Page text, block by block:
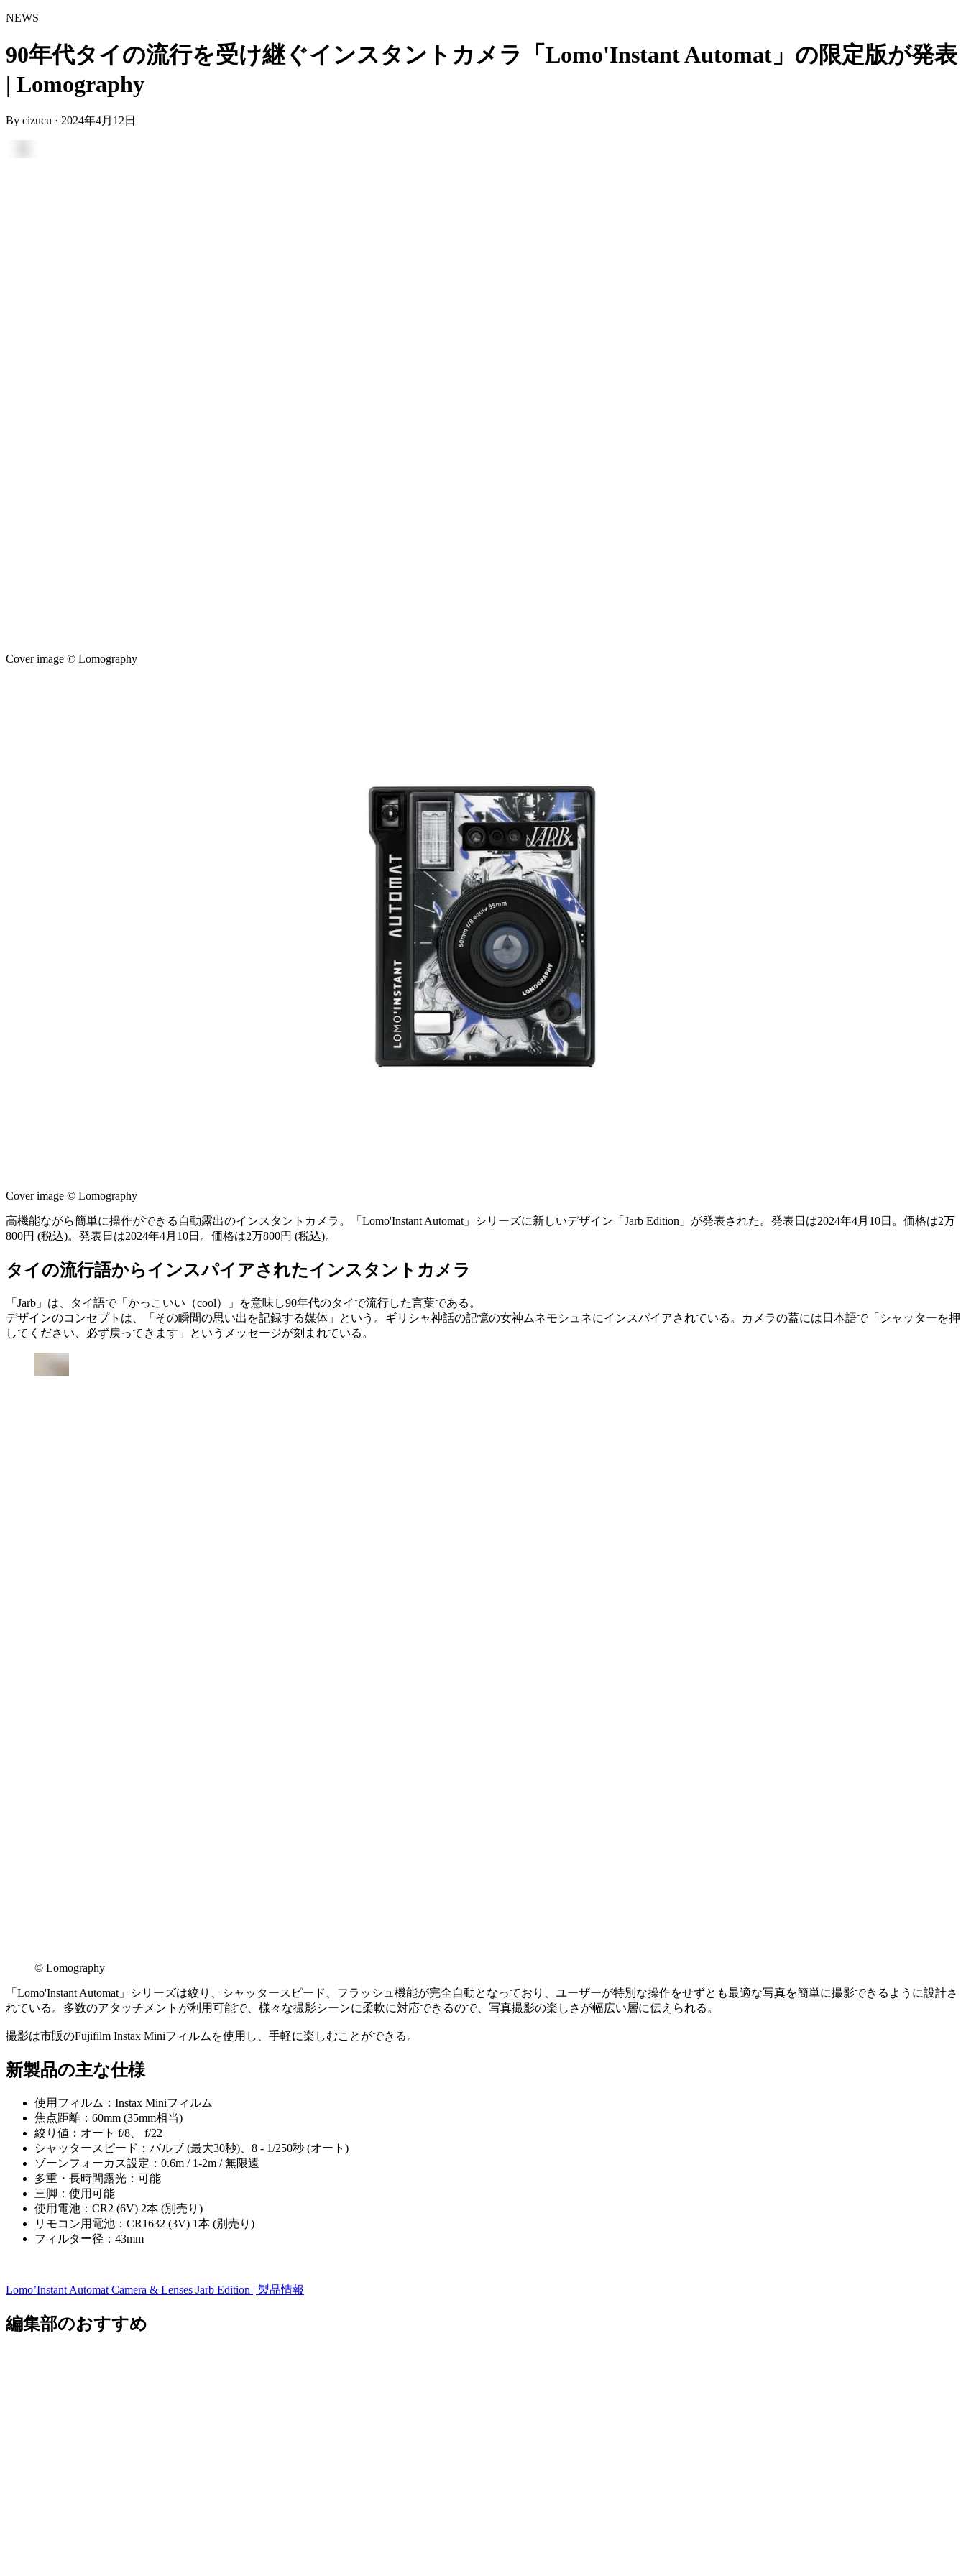
NEWS
90年代タイの流行を受け継ぐインスタントカメラ「Lomo'Instant Automat」の限定版が発表
| Lomography
By cizucu · 2024年4月12日
Cover image © Lomography
Cover image © Lomography
高機能ながら簡単に操作ができる自動露出のインスタントカメラ。「Lomo'Instant Automat」シリーズに新しいデザイン「Jarb Edition」が発表された。発表日は2024年4月10日。価格は2万
800円 (税込)。発表日は2024年4月10日。価格は2万800円 (税込)。
タイの流行語からインスパイアされたインスタントカメラ
「Jarb」は、タイ語で「かっこいい（cool）」を意味し90年代のタイで流行した言葉である。
デザインのコンセプトは、「その瞬間の思い出を記録する媒体」という。ギリシャ神話の記憶の女神ムネモシュネにインスパイアされている。カメラの蓋には日本語で「シャッターを押
してください、必ず戻ってきます」というメッセージが刻まれている。
© Lomography
「Lomo'Instant Automat」シリーズは絞り、シャッタースピード、フラッシュ機能が完全自動となっており、ユーザーが特別な操作をせずとも最適な写真を簡単に撮影できるように設計さ
れている。多数のアタッチメントが利用可能で、様々な撮影シーンに柔軟に対応できるので、写真撮影の楽しさが幅広い層に伝えられる。
撮影は市販のFujifilm Instax Miniフィルムを使用し、手軽に楽しむことができる。
新製品の主な仕様
使用フィルム：Instax Miniフィルム
焦点距離：60mm (35mm相当)
絞り値：オート f/8、 f/22
シャッタースピード：バルブ (最大30秒)、8 - 1/250秒 (オート)
ゾーンフォーカス設定：0.6m / 1-2m / 無限遠
多重・長時間露光：可能
三脚：使用可能
使用電池：CR2 (6V) 2本 (別売り)
リモコン用電池：CR1632 (3V) 1本 (別売り)
フィルター径：43mm
Lomo’Instant Automat Camera & Lenses Jarb Edition | 製品情報
編集部のおすすめ